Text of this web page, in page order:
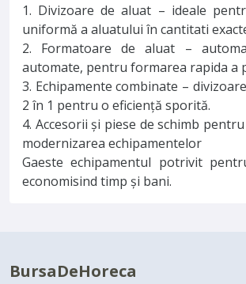
1. Divizoare de aluat – ideale
uniformă a aluatului în cantitati
2. Formatoare de aluat –
automate, pentru formarea rapida a
3. Echipamente combinate –
2 în 1 pentru o eficiență sporită.
4. Accesorii și piese de schimb
modernizarea echipamentelor
Gaeste echipamentul potrivit
economisind timp și bani.
BursaDeHoreca